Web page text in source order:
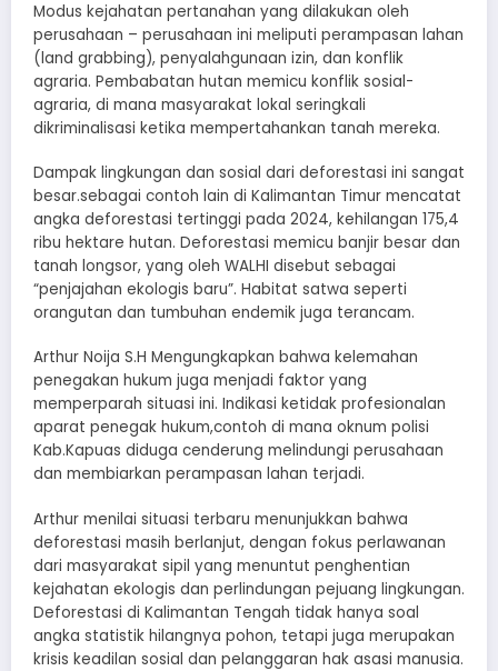
Modus kejahatan pertanahan yang dilakukan oleh
perusahaan – perusahaan ini meliputi perampasan lahan
(land grabbing), penyalahgunaan izin, dan konflik
agraria. Pembabatan hutan memicu konflik sosial-
agraria, di mana masyarakat lokal seringkali
dikriminalisasi ketika mempertahankan tanah mereka.
Dampak lingkungan dan sosial dari deforestasi ini sangat
besar.sebagai contoh lain di Kalimantan Timur mencatat
angka deforestasi tertinggi pada 2024, kehilangan 175,4
ribu hektare hutan. Deforestasi memicu banjir besar dan
tanah longsor, yang oleh WALHI disebut sebagai
“penjajahan ekologis baru”. Habitat satwa seperti
orangutan dan tumbuhan endemik juga terancam.
Arthur Noija S.H Mengungkapkan bahwa kelemahan
penegakan hukum juga menjadi faktor yang
memperparah situasi ini. Indikasi ketidak profesionalan
aparat penegak hukum,contoh di mana oknum polisi
Kab.Kapuas diduga cenderung melindungi perusahaan
dan membiarkan perampasan lahan terjadi.
Arthur menilai situasi terbaru menunjukkan bahwa
deforestasi masih berlanjut, dengan fokus perlawanan
dari masyarakat sipil yang menuntut penghentian
kejahatan ekologis dan perlindungan pejuang lingkungan.
Deforestasi di Kalimantan Tengah tidak hanya soal
angka statistik hilangnya pohon, tetapi juga merupakan
krisis keadilan sosial dan pelanggaran hak asasi manusia.